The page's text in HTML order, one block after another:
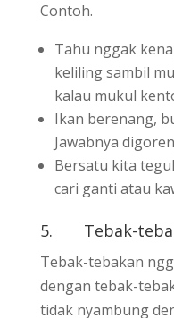
Contoh.
Tahu nggak
keliling sambil
kalau mukul
Ikan berenang,
Jawabnya
Bersatu kita
cari ganti atau
5. Tebak-
Tebak-tebakan
dengan tebak-
tidak nyambung